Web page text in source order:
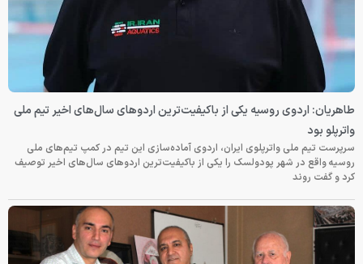
طاهریان: اردوی روسیه یکی از باکیفیت‌ترین اردوهای سال‌های اخیر تیم ملی
واترپلو بود
سرپرست تیم ملی واترپلوی ایران، اردوی آماده‌سازی این تیم در کمپ تیم‌های ملی
روسیه واقع در شهر پودولسک را یکی از باکیفیت‌ترین اردوهای سال‌های اخیر توصیف
کرد و گفت روند